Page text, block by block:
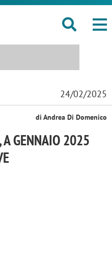
24/02/2025
di Andrea Di Domenico
A GENNAIO 2025